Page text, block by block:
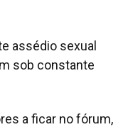
assédio sexual
sob constante
a ficar no fórum,